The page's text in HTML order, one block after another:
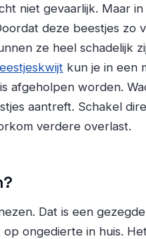
niet gevaarlijk. Maar in
deze beestjes zo
ze heel schadelijk
kun je in een
afgeholpen worden.
aantreft. Schakel
verdere overlast.
Dat is een
ongedierte in huis.